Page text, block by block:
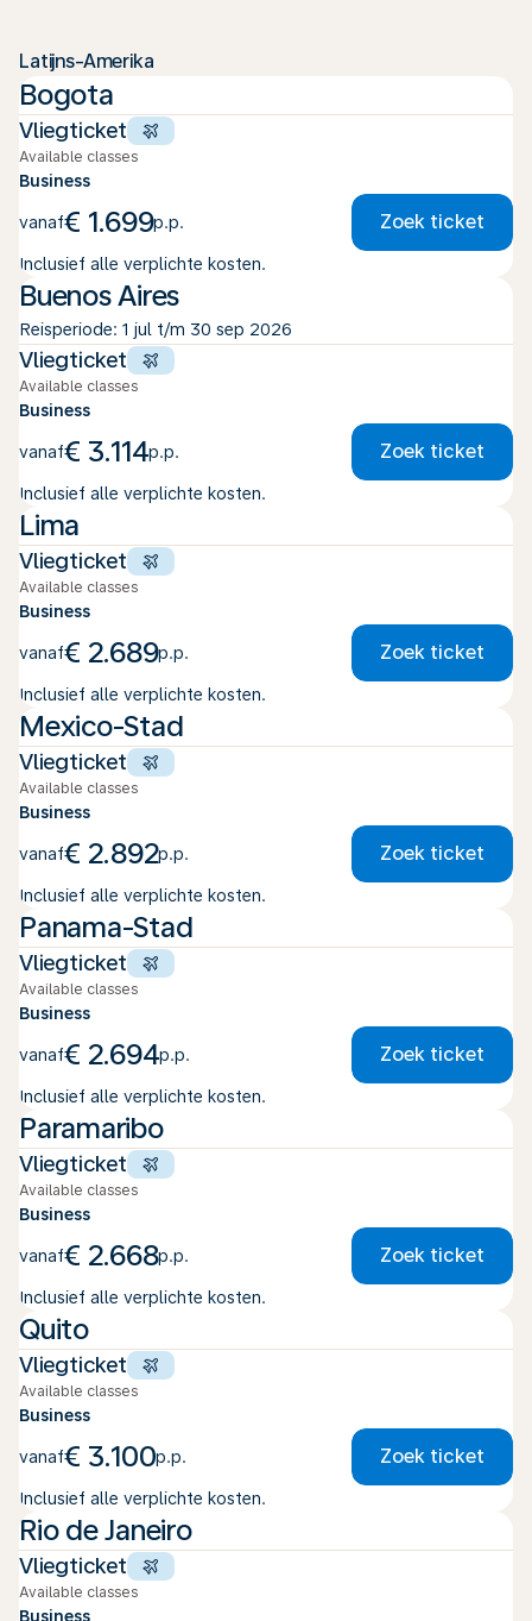
Latijns-Amerika
Bogota
Vliegticket
Available classes
Business
vanaf€ 1.699p.p. Zoek ticket
Inclusief alle verplichte kosten.
Buenos Aires
Reisperiode: 1 jul t/m 30 sep 2026
Vliegticket
Available classes
Business
vanaf€ 3.114p.p. Zoek ticket
Inclusief alle verplichte kosten.
Lima
Vliegticket
Available classes
Business
vanaf€ 2.689p.p. Zoek ticket
Inclusief alle verplichte kosten.
Mexico-Stad
Vliegticket
Available classes
Business
vanaf€ 2.892p.p. Zoek ticket
Inclusief alle verplichte kosten.
Panama-Stad
Vliegticket
Available classes
Business
vanaf€ 2.694p.p. Zoek ticket
Inclusief alle verplichte kosten.
Paramaribo
Vliegticket
Available classes
Business
vanaf€ 2.668p.p. Zoek ticket
Inclusief alle verplichte kosten.
Quito
Vliegticket
Available classes
Business
vanaf€ 3.100p.p. Zoek ticket
Inclusief alle verplichte kosten.
Rio de Janeiro
Vliegticket
Available classes
Business